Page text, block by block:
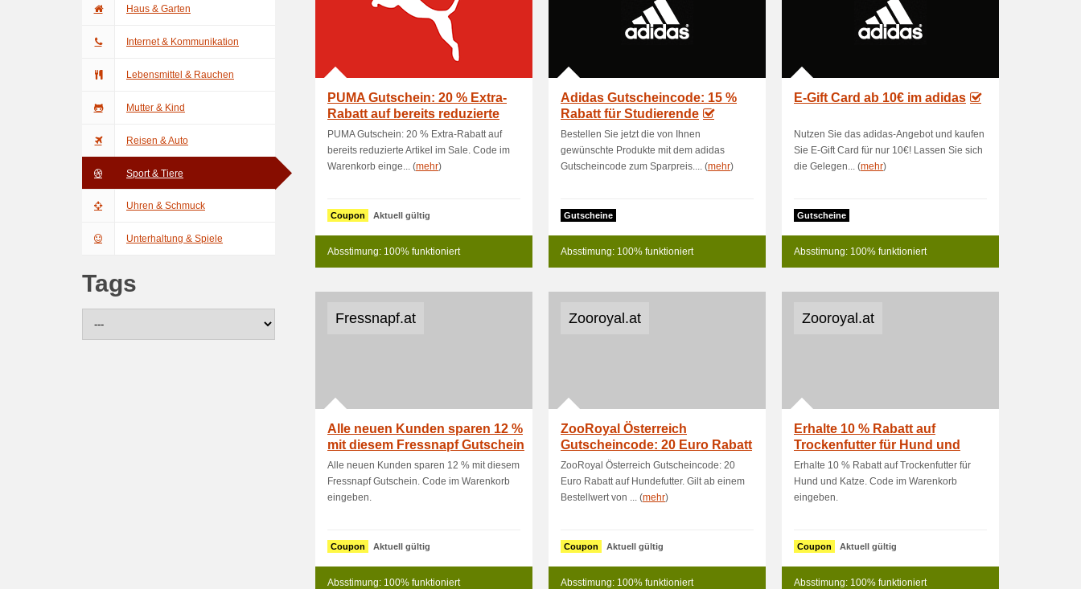
Haus & Garten
Internet & Kommunikation
Lebensmittel & Rauchen
Mutter & Kind
Reisen & Auto
Sport & Tiere
Uhren & Schmuck
Unterhaltung & Spiele
Tags
PUMA Gutschein: 20 % Extra-
Rabatt auf bereits reduzierte
Art
PUMA Gutschein: 20 % Extra-Rabatt auf
bereits reduzierte Artikel im Sale. Code im
Warenkorb einge... (mehr)
Coupon Aktuell gültig
Absstimung: 100% funktioniert
Adidas Gutscheincode: 15 %
Rabatt für Studierende
Bestellen Sie jetzt die von Ihnen
gewünschte Produkte mit dem adidas
Gutscheincode zum Sparpreis.... (mehr)
Gutscheine
Absstimung: 100% funktioniert
E-Gift Card ab 10€ im adidas
Nutzen Sie das adidas-Angebot und kaufen
Sie E-Gift Card für nur 10€! Lassen Sie sich
die Gelegen... (mehr)
Gutscheine
Absstimung: 100% funktioniert
Fressnapf.at
Alle neuen Kunden sparen 12 %
mit diesem Fressnapf Gutschein
Alle neuen Kunden sparen 12 % mit diesem
Fressnapf Gutschein. Code im Warenkorb
eingeben.
Coupon Aktuell gültig
Absstimung: 100% funktioniert
Zooroyal.at
ZooRoyal Österreich
Gutscheincode: 20 Euro Rabatt
auf Hunde
ZooRoyal Österreich Gutscheincode: 20
Euro Rabatt auf Hundefutter. Gilt ab einem
Bestellwert von ... (mehr)
Coupon Aktuell gültig
Absstimung: 100% funktioniert
Zooroyal.at
Erhalte 10 % Rabatt auf
Trockenfutter für Hund und
Katze
Erhalte 10 % Rabatt auf Trockenfutter für
Hund und Katze. Code im Warenkorb
eingeben.
Coupon Aktuell gültig
Absstimung: 100% funktioniert